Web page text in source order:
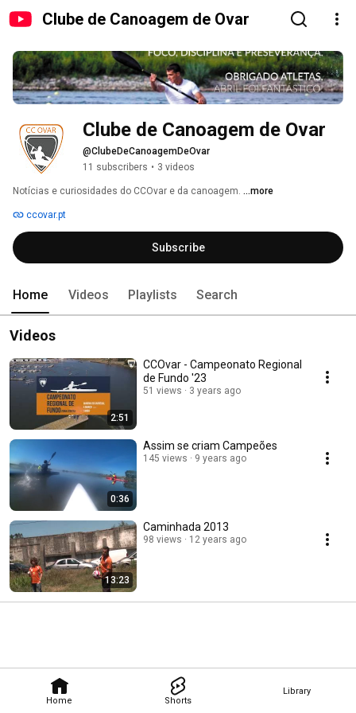
Clube de Canoagem de Ovar
Home Shorts
Library
Clube de Canoagem de Ovar
@ClubeDeCanoagemDeOvar
11 subscribers • 3 videos
Notícias e curiosidades do CCOvar e da canoagem. ...more
ccovar.pt
Subscribe
Home Videos Playlists Search
Videos
2:51
CCOvar - Campeonato Regional
de Fundo '23
51 views 3 years ago
0:36
Assim se criam Campeões
145 views 9 years ago
13:23
Caminhada 2013
98 views 12 years ago